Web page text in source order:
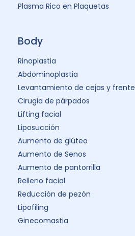
Plasma Rico en Plaquetas
Body
Rinoplastia
Abdominoplastia
Levantamiento de cejas y frente
Cirugia de párpados
Lifting facial
Liposucción
Aumento de glúteo
Aumento de Senos
Aumento de pantorrilla
Relleno facial
Reducción de pezón
Lipofiling
Ginecomastia